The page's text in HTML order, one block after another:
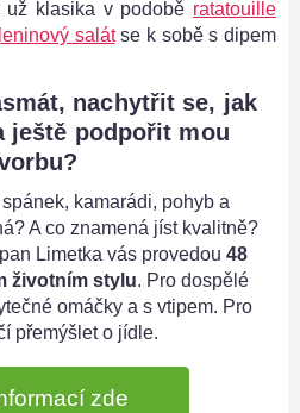
klasika v podobě ratatouille
salátse k sobě s dipem
nachytřit se, jak
ještě podpořit mou
kamarádi, pohyb a
A co znamená jíst kvalitně?
Limetka vás provedou 48
životním stylu. Pro dospělé
omáčky a s vtipem. Pro
přemýšlet o jídle.
zde